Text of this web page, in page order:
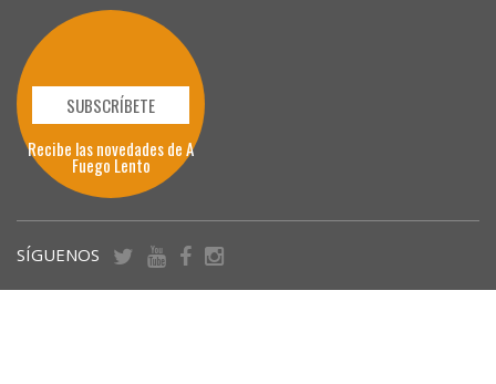
SUBSCRÍBETE
Recibe las novedades de A
Fuego Lento
SÍGUENOS